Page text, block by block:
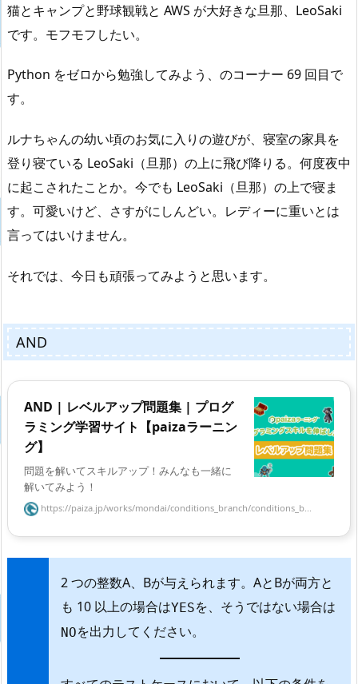
猫とキャンプと野球観戦と AWS が大好きな旦那、LeoSaki
です。モフモフしたい。
Python をゼロから勉強してみよう、のコーナー 69 回目で
す。
ルナちゃんの幼い頃のお気に入りの遊びが、寝室の家具を
登り寝ている LeoSaki（旦那）の上に飛び降りる。何度夜中
に起こされたことか。今でも LeoSaki（旦那）の上で寝ま
す。可愛いけど、さすがにしんどい。レディーに重いとは
言ってはいけません。
それでは、今日も頑張ってみようと思います。
AND
AND | レベルアップ問題集 | プログ
ラミング学習サイト【paizaラーニン
グ】
問題を解いてスキルアップ！みんなも一緒に
解いてみよう！
https://paiza.jp/works/mondai/conditions_branch/conditions_b...
2 つの整数A、Bが与えられます。AとBが両方と
も 10 以上の場合はYESを、そうではない場合は
NOを出力してください。